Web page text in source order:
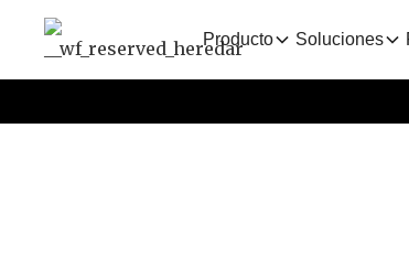
Producto Soluciones